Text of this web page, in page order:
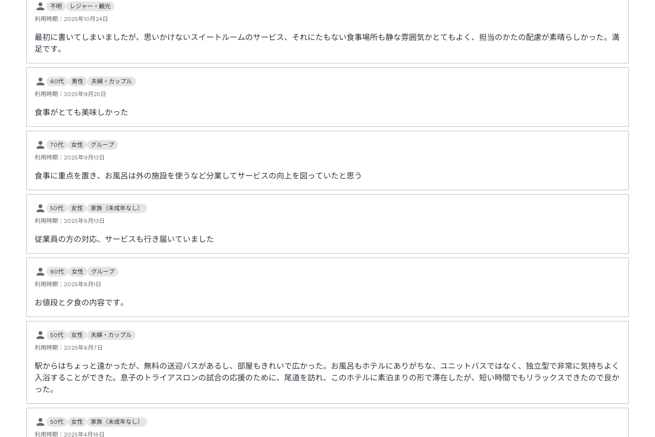
不明
レジャー・観光
利用時期： 2025年10月24日
最初に書いてしまいましたが、思いかけないスイートルームのサービス、それにたもない食事場所も静な雰囲気かとてもよく、担当のかたの配慮が素晴らしかった。満
足です。
60代 男性
夫婦・カップル
利用時期： 2025年9月25日
食事がとても美味しかった
70代 女性
グループ
利用時期： 2025年9月13日
食事に重点を置き、お風呂は外の施設を使うなど分業してサービスの向上を図っていたと思う
50代 女性
家族（未成年なし）
利用時期： 2025年8月13日
従業員の方の対応、サービスも行き届いていました
60代 女性
グループ
利用時期： 2025年8月1日
お値段と夕食の内容です。
50代 女性
夫婦・カップル
利用時期： 2025年6月7日
駅からはちょっと遠かったが、無料の送迎バスがあるし、部屋もきれいで広かった。お風呂もホテルにありがちな、ユニットバスではなく、独立型で非常に気持ちよく
入浴することができた。息子のトライアスロンの試合の応援のために、尾道を訪れ、このホテルに素泊まりの形で滞在したが、短い時間でもリラックスできたので良か
った。
50代 女性
家族（未成年なし）
利用時期： 2025年4月18日